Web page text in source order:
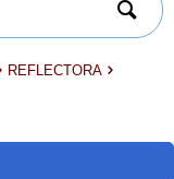
REFLECTORA